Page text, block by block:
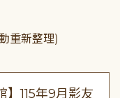
重新整理)
】115年9月影友